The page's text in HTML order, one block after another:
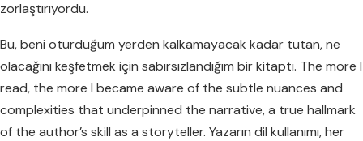
zorlaştırıyordu.
Bu, beni oturduğum yerden kalkamayacak kadar tutan, ne
olacağını keşfetmek için sabırsızlandığım bir kitaptı. The more I
read, the more I became aware of the subtle nuances and
complexities that underpinned the narrative, a true hallmark
of the author’s skill as a storyteller. Yazarın dil kullanımı, her